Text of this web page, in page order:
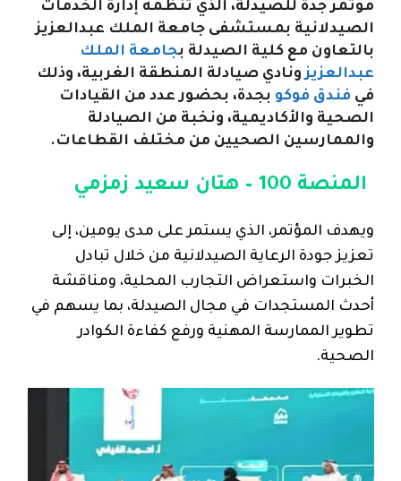
مؤتمر جدة للصيدلة، الذي تنظمه إدارة الخدمات
الصيدلانية بمستشفى جامعة الملك عبدالعزيز
بالتعاون مع كلية الصيدلة بجامعة الملك
عبدالعزيزونادي صيادلة المنطقة الغربية، وذلك
في فندق فوكو بجدة، بحضور عدد من القيادات
الصحية والأكاديمية، ونخبة من الصيادلة
والممارسين الصحيين من مختلف القطاعات.
المنصة 100 – هتان سعيد زمزمي
ويهدف المؤتمر، الذي يستمر على مدى يومين، إلى
تعزيز جودة الرعاية الصيدلانية من خلال تبادل
الخبرات واستعراض التجارب المحلية، ومناقشة
أحدث المستجدات في مجال الصيدلة، بما يسهم في
تطوير الممارسة المهنية ورفع كفاءة الكوادر
الصحية.